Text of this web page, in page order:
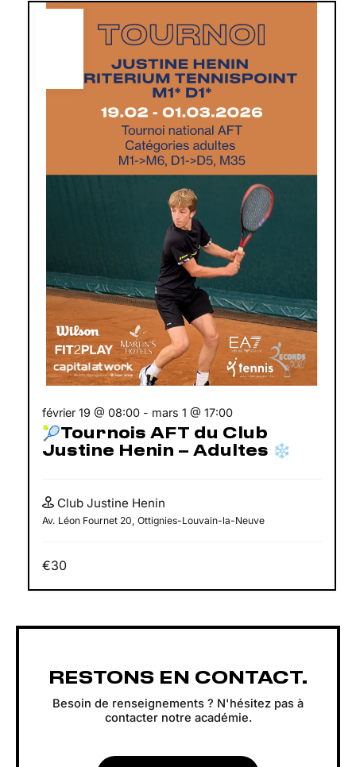
février 19 @ 08:00 - mars 1 @ 17:00
🎾Tournois AFT du Club
Justine Henin – Adultes ❄️
Club Justine Henin
Av. Léon Fournet 20, Ottignies-Louvain-la-Neuve
€30
RESTONS EN CONTACT.
Besoin de renseignements ? N'hésitez pas à
contacter notre académie.